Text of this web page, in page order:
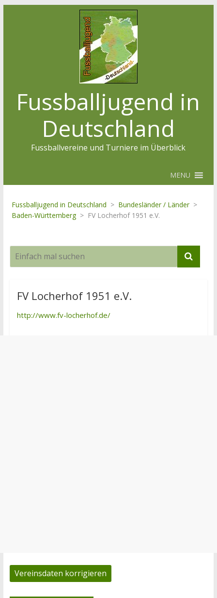
Fussballjugend in
Deutschland
Fussballvereine und Turniere im Überblick
MENU
Fussballjugend in Deutschland > Bundesländer / Länder >
Baden-Württemberg > FV Locherhof 1951 e.V.
FV Locherhof 1951 e.V.
http://www.fv-locherhof.de/
Vereinsdaten korrigieren